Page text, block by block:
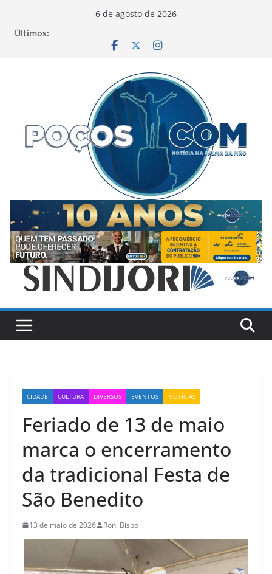
6 de agosto de 2026
Últimos:
CIDADE CULTURA DIVERSOS EVENTOS NOTÍCIAS
Feriado de 13 de maio
marca o encerramento
da tradicional Festa de
São Benedito
13 de maio de 2026 Roni Bispo